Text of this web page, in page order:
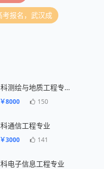
考报名，武汉成
自考专科测绘与地质工程专业一年毕业
￥8000 150
通信工程专业
￥3000 141
电子信息工程专业